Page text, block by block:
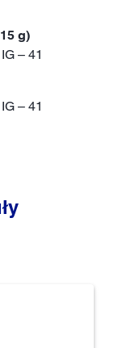
g)
– 41
– 41